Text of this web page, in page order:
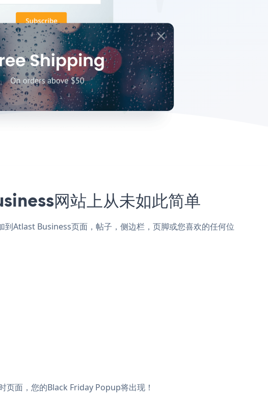
网站上从未如此简单
Atlast Business页面，帖子，侧边栏，页脚或您喜欢的任何位
面，您的Black Friday Popup将出现！